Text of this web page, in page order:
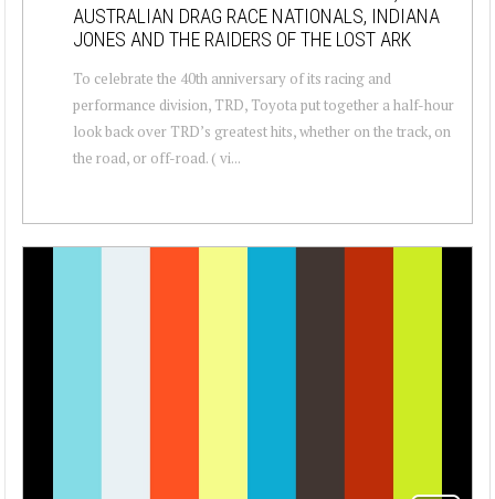
AUSTRALIAN DRAG RACE NATIONALS, INDIANA
JONES AND THE RAIDERS OF THE LOST ARK
To celebrate the 40th anniversary of its racing and
performance division, TRD, Toyota put together a half-hour
look back over TRD’s greatest hits, whether on the track, on
the road, or off-road. ( vi...